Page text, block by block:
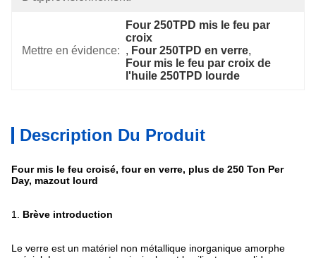
Mettre en évidence:
Four 250TPD mis le feu par
croix
, Four 250TPD en verre,
Four mis le feu par croix de
l'huile 250TPD lourde
Description Du Produit
Four mis le feu croisé, four en verre, plus de 250 Ton Per
Day, mazout lourd
1. Brève introduction
Le verre est un matériel non métallique inorganique amorphe